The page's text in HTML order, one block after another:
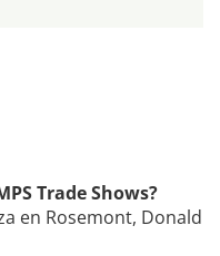
Trade Shows?
en Rosemont, Donald